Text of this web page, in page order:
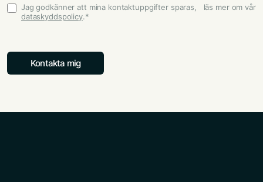
Godkännande*
Jag godkänner att mina kontaktuppgifter sparas, läs mer om vår
dataskyddspolicy.*
Kontakta mig